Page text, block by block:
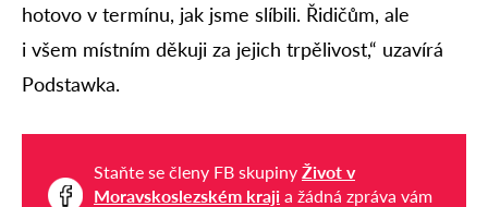
hotovo v termínu, jak jsme slíbili. Řidičům, ale
i všem místním děkuji za jejich trpělivost,“ uzavírá
Podstawka.
Staňte se členy FB skupiny Život v
Moravskoslezském kraji a žádná zpráva vám